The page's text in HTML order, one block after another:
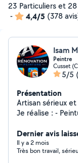
23 Particuliers et
-
4,4/5 (378
Isam
Peintre
Cusset
5/5
Présentation
Artisan sérieux
Je réalise : -
Pose de placo
finitions soignées
moquette)
Dernier avis
Il y a 2 mois
Très bon travail,